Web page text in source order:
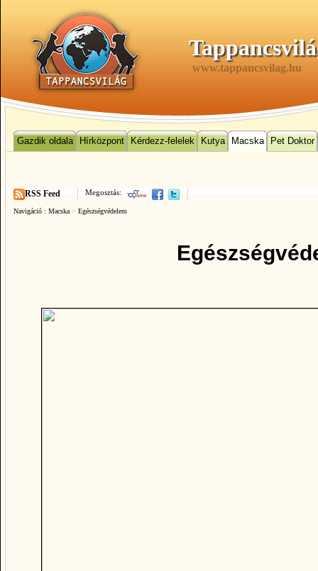
www.tappancsvilag.hu
Gazdik oldala Hírközpont Kérdezz-felelek Kutya Macska Pet Doktor
Megosztás:
RSS Feed
Navigáció : Macska > Egészségvédelem